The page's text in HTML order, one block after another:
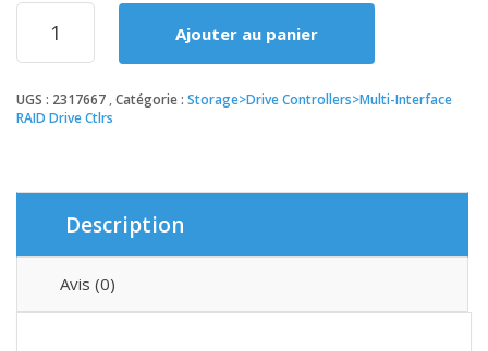
quantité
Adaptec
71605
Single
Ajouter au panier
UGS : 2317667 Catégorie : Storage>Drive Controllers>Multi-Interface
RAID Drive Ctlrs
Description
Avis (0)